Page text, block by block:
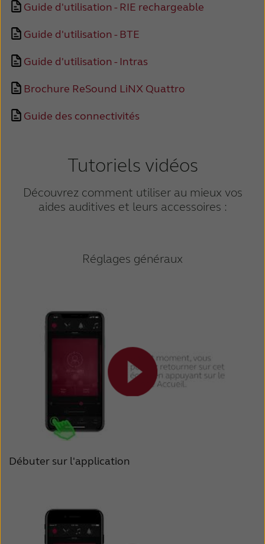
Suomi Sverige
Türkçe United Kingdom
United States Österreich
عربي 日本
Guide d'utilisation - RIE rechargeable
Guide d'utilisation - BTE
Guide d'utilisation - Intras
Brochure ReSound LiNX Quattro
Guide des connectivités
Tutoriels vidéos
Découvrez comment utiliser au mieux vos
aides auditives et leurs accessoires :
Réglages généraux
Débuter sur l'application